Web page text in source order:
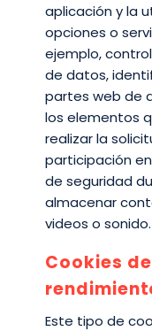
aplicación y la
opciones o
ejemplo,
de datos,
partes web de
los elementos
realizar la
participación
de seguridad
almacenar
videos o sonido.
Cookies
Este tipo de